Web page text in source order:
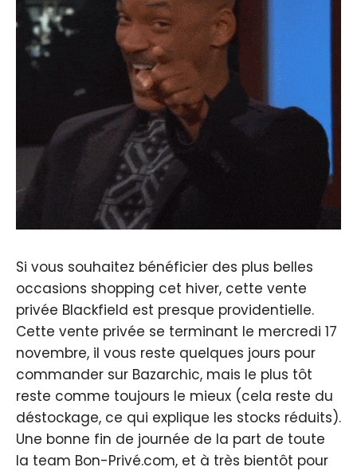
Si vous souhaitez bénéficier des plus belles
occasions shopping cet hiver, cette vente
privée Blackfield est presque providentielle.
Cette vente privée se terminant le mercredi 17
novembre, il vous reste quelques jours pour
commander sur Bazarchic, mais le plus tôt
reste comme toujours le mieux (cela reste du
déstockage, ce qui explique les stocks réduits).
Une bonne fin de journée de la part de toute
la team Bon-Privé.com, et à très bientôt pour